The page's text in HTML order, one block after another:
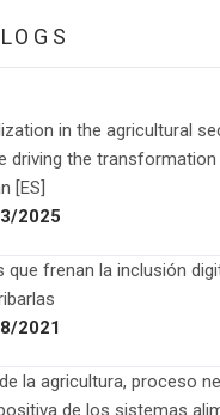
in the agricultural
driving the
[ES]
2025
que frenan la inclusión
2021
la agricultura, proceso
de los sistemas